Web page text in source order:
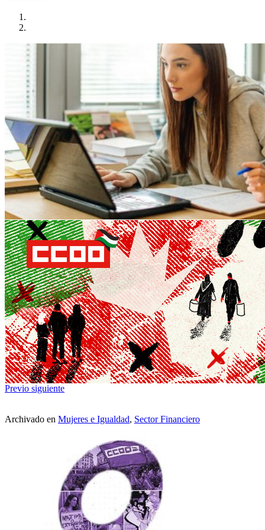
Previo siguiente
Archivado en Mujeres e Igualdad, Sector Financiero